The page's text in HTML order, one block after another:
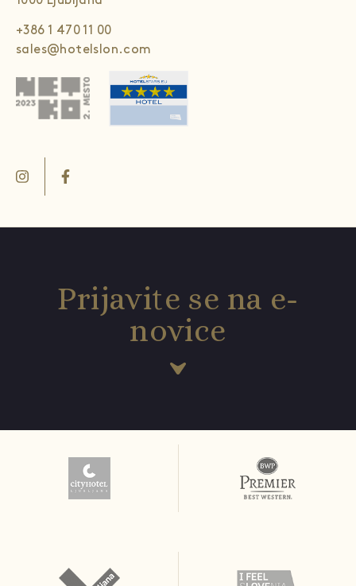
+386 1 470 11 00
sales@hotelslon.com
Prijavite se na e-
novice